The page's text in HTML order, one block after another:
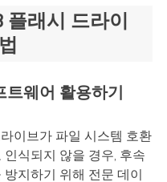
래시 드라이
트웨어 활용하기
이브가 파일 시스템 호환
식되지 않을 경우, 후속
지하기 위해 전문 데이